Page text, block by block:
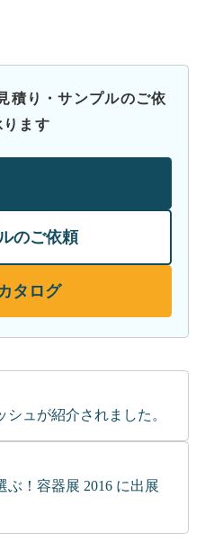
積り・サンプルのご依
ります
のご依頼
タログ
ュが紹介されました。
！容器展 2016 に出展